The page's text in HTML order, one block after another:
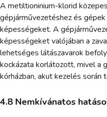
A metiltioninium-klorid
gépjárművezetéshez és
képességeket. A
képességeket valójában a
lehetséges látászavarok
kockázata korlátozott, mivel a
kórházban, akut kezelés során
4.8 Nemkívánatos